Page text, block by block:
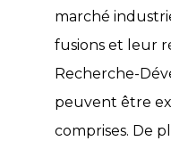
marché
fusions et leur
Recherche-
peuvent être
comprises. De